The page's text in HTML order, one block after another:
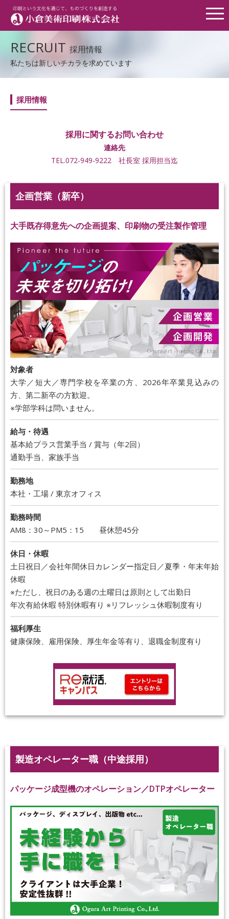
Menu
RECRUIT 採用情報
私たちは新しいチカラを求めています
採用情報
採用に関するお問い合わせ
連絡先
TEL.072-949-9222 社長室 採用担当迄
企画営業（新卒）
大手既存得意先への企画提案、印刷物の受注製作管理
対象者
大学／短大／専門学校を卒業の方、2026年卒業見込みの
方、第二新卒の方歓迎。
※学部学科は問いません。
給与・待遇
基本給プラス営業手当 / 賞与（年2回）
通勤手当、家族手当
勤務地
本社・工場 / 東京オフィス
勤務時間
AM8：30～PM5：15 昼休憩45分
休日・休暇
土日祝日／会社年間休日カレンダー指定日／夏季・年末年始
休暇
※ただし、祝日のある週の土曜日は原則として出勤日
年次有給休暇 特別休暇有り ※リフレッシュ休暇制度有り
福利厚生
健康保険、雇用保険、厚生年金等有り、退職金制度有り
製造オペレーター職（中途採用）
パッケージ成型機のオペレーション／DTPオペレーター